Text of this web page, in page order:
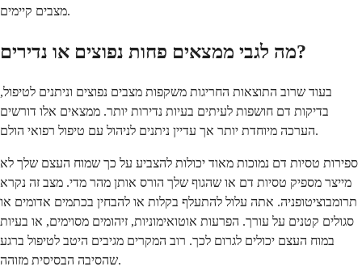
מצבים קיימים.
מה לגבי ממצאים פחות נפוצים או נדירים?
בעוד שרוב התוצאות החריגות משקפות מצבים נפוצים וניתנים לטיפול,
בדיקות דם חושפות לעיתים בעיות נדירות יותר. ממצאים אלו דורשים
הערכה מיוחדת יותר אך עדיין ניתנים לניהול עם טיפול רפואי הולם.
ספירות טסיות דם נמוכות מאוד יכולות להצביע על כך שמוח העצם שלך לא
מייצר מספיק טסיות דם או שהגוף שלך הורס אותן מהר מדי. מצב זה נקרא
תרומבוציטופניה. אתה עלול להתעלף בקלות או להבחין בכתמים אדומים או
סגולים קטנים על עורך. הפרעות אוטואימוניות, זיהומים מסוימים, או בעיות
במוח העצם יכולים לגרום לכך. רוב המקרים מגיבים היטב לטיפול ברגע
שהסיבה הבסיסית מזוהה.